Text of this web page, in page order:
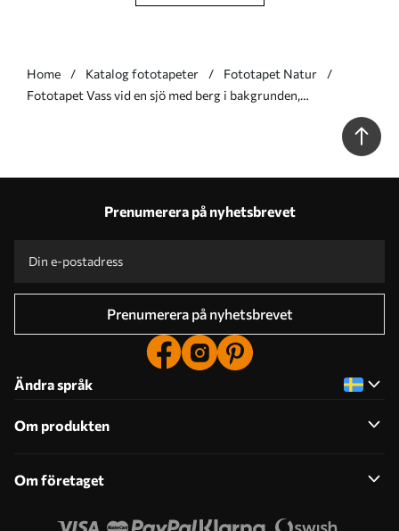
Home Katalog fototapeter
Fototapet Natur
Fototapet Vass vid en sjö med berg i bakgrunden,
Prenumerera på nyhetsbrevet
Prenumerera på nyhetsbrevet
Ändra språk
Om produkten
Om företaget